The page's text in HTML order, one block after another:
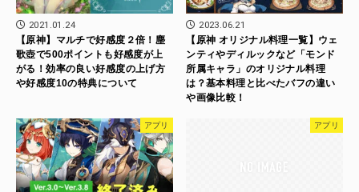
2021.01.24
【原神】マルチで好感度２倍！塵
歌壺で500ポイントも好感度が上
がる！効率の良い好感度の上げ方
や好感度10の特典について
2023.06.21
【原神 オリジナル料理一覧】ウェ
ンティやディルックなど「モンド
所属キャラ」のオリジナル料理
は？基本料理と比べたバフの違い
や画像比較！
アプリ アプリ